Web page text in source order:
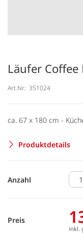
Läufer Coffee
Art.Nr.: 351024
ca. 67 x 180 cm -
Produktdetails
Anzahl
Preis
inkl.